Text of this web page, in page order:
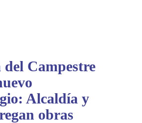
Campestre
Alcaldía y
obras